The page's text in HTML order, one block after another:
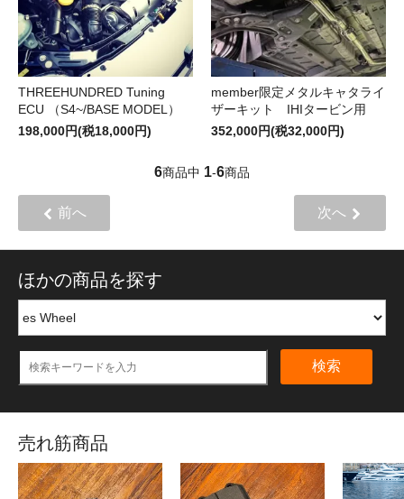
THREEHUNDRED Tuning
ECU （S4~/BASE MODEL）
198,000円(税18,000円)
member限定メタルキャタライ
ザーキット IHIタービン用
352,000円(税32,000円)
6商品中 1-6商品
前へ 次へ
ほかの商品を探す
検索
売れ筋商品